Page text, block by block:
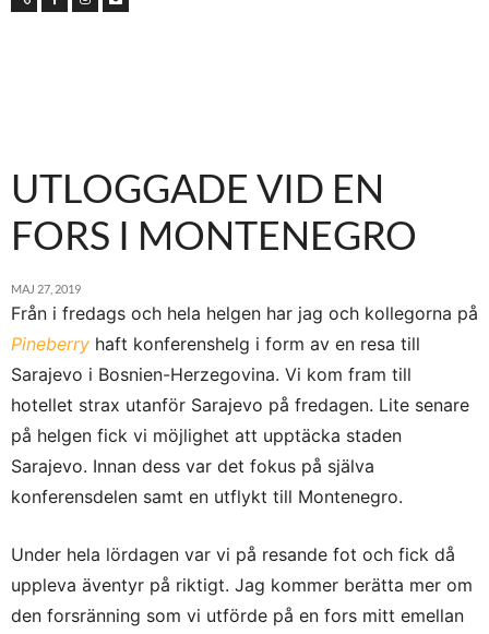
UTLOGGADE VID EN
FORS I MONTENEGRO
MAJ 27, 2019
Från i fredags och hela helgen har jag och kollegorna på
Pineberry haft konferenshelg i form av en resa till
Sarajevo i Bosnien-Herzegovina. Vi kom fram till
hotellet strax utanför Sarajevo på fredagen. Lite senare
på helgen fick vi möjlighet att upptäcka staden
Sarajevo. Innan dess var det fokus på själva
konferensdelen samt en utflykt till Montenegro.
Under hela lördagen var vi på resande fot och fick då
uppleva äventyr på riktigt. Jag kommer berätta mer om
den forsränning som vi utförde på en fors mitt emellan